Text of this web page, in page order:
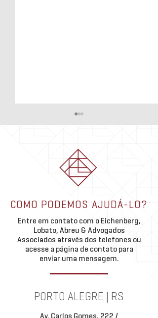
jurídico e ações do Eichenberg,
Lobato, Abreu & Advogados
Associados? Confira nossa
Newsletter Julho 2026.
PORTO ALEGRE | RS
Av. Carlos Gomes, 222 /
COMO PODEMOS AJUDÁ-LO?
Entre em contato com o Eichenberg,
Lobato, Abreu & Advogados
Associados através dos telefones ou
acesse a página de contato para
enviar uma mensagem.